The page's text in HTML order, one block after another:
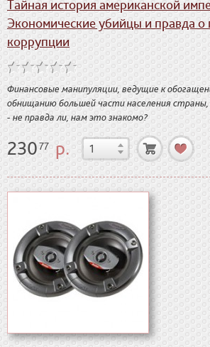
Тайная история американской
Экономические убийцы и правда о
коррупции
Финансовые манипуляции, ведущие к
обнищанию большей части населения
- не правда ли, нам это знакомо?
23077р.